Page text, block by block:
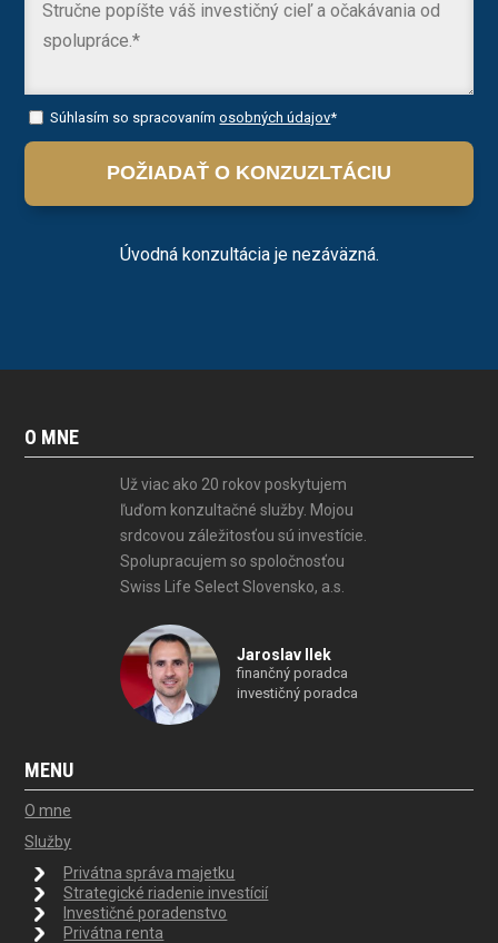
Súhlasím so spracovaním osobných údajov*
POŽIADAŤ O KONZUZLTÁCIU
Úvodná konzultácia je nezáväzná.
O MNE
Už viac ako 20 rokov poskytujem
ľuďom konzultačné služby. Mojou
srdcovou záležitosťou sú investície.
Spolupracujem so spoločnosťou
Swiss Life Select Slovensko, a.s.
Jaroslav Ilek
finančný poradca
investičný poradca
MENU
O mne
Služby
Privátna správa majetku
Strategické riadenie investícií
Investičné poradenstvo
Privátna renta